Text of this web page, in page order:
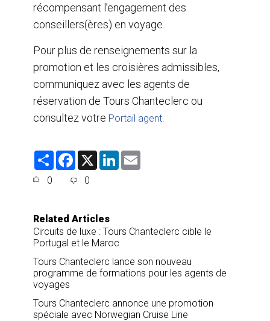
récompensant l’engagement des
conseillers(ères) en voyage.
Pour plus de renseignements sur la
promotion et les croisières admissibles,
communiquez avec les agents de
réservation de Tours Chanteclerc ou
consultez votre Portail agent.
S
F
e
o
k
X
L
0 0
Related Articles
Circuits de luxe : Tours Chanteclerc cible le
Portugal et le Maroc
Tours Chanteclerc lance son nouveau
programme de formations pour les agents de
voyages
Tours Chanteclerc annonce une promotion
spéciale avec Norwegian Cruise Line